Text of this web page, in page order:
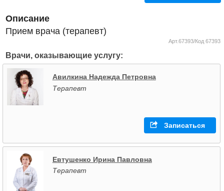
Описание
Прием врача (терапевт)
Арт.67393/Код 67393
Врачи, оказывающие услугу:
Авилкина Надежда Петровна
Терапевт
Записаться
Евтушенко Ирина Павловна
Терапевт